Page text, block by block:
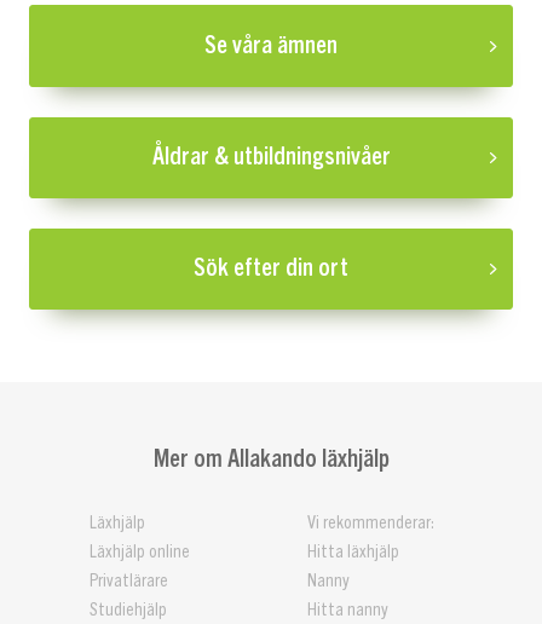
Se våra ämnen
Åldrar & utbildningsnivåer
Sök efter din ort
Mer om Allakando läxhjälp
Läxhjälp
Läxhjälp online
Privatlärare
Studiehjälp
Vi rekommenderar:
Hitta läxhjälp
Nanny
Hitta nanny